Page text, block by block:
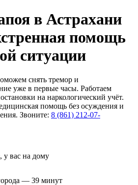
в Астрахани
помощь
ситуации
снять тремор и
уже в первые часы. Работаем
на наркологический учёт.
помощь без осуждения и
Звоните: 8 (861) 212-07-
у вас на дому
— 39 минут